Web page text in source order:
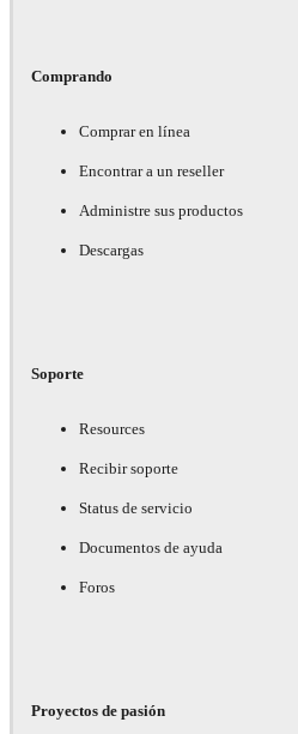
Comprando
Comprar en línea
Encontrar a un reseller
Administre sus productos
Descargas
Soporte
Resources
Recibir soporte
Status de servicio
Documentos de ayuda
Foros
Proyectos de pasión